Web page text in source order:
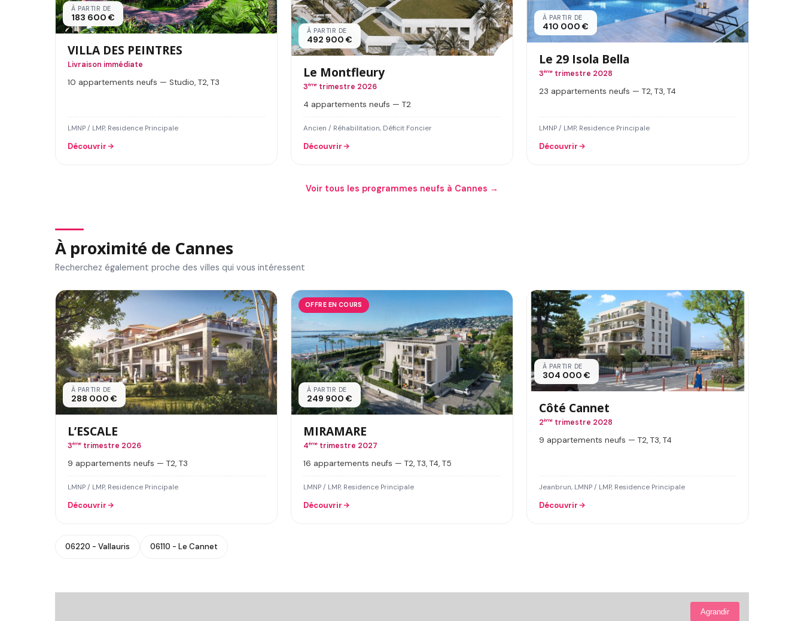
À PARTIR DE
183 600 €
VILLA DES PEINTRES
Livraison immédiate
10 appartements neufs — Studio, T2, T3
LMNP / LMP, Residence Principale
Découvrir
À PARTIR DE
492 900 €
Le Montfleury
3ème trimestre 2026
4 appartements neufs — T2
Ancien / Réhabilitation, Déficit Foncier
Découvrir
À PARTIR DE
410 000 €
Le 29 Isola Bella
3ème trimestre 2028
23 appartements neufs — T2, T3, T4
LMNP / LMP, Residence Principale
Découvrir
Voir tous les programmes neufs à Cannes →
À proximité de Cannes
Recherchez également proche des villes qui vous intéressent
À PARTIR DE
288 000 €
L’ESCALE
3ème trimestre 2026
9 appartements neufs — T2, T3
LMNP / LMP, Residence Principale
Découvrir
OFFRE EN COURS
À PARTIR DE
249 900 €
MIRAMARE
4ème trimestre 2027
16 appartements neufs — T2, T3, T4, T5
LMNP / LMP, Residence Principale
Découvrir
À PARTIR DE
304 000 €
Côté Cannet
2ème trimestre 2028
9 appartements neufs — T2, T3, T4
Jeanbrun, LMNP / LMP, Residence Principale
Découvrir
06220 - Vallauris 06110 - Le Cannet
Agrandir